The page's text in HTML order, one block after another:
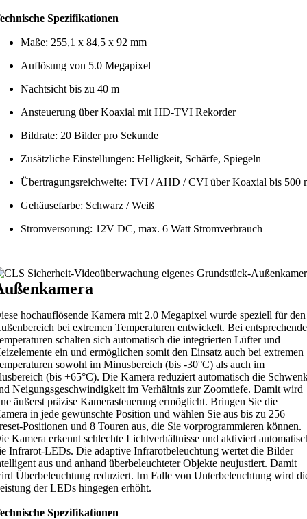
Spezifikationen
Maße: 255,1 x 84,5 x 92 mm
Auflösung von 5.0 Megapixel
Nachtsicht bis zu 40 m
Ansteuerung über Koaxial mit HD-TVI Rekorder
Bildrate: 20 Bilder pro Sekunde
Zusätzliche Einstellungen: Helligkeit, Schärfe, Spiegeln
Übertragungsreichweite: TVI / AHD / CVI über Koaxial bis 500
Gehäusefarbe: Schwarz / Weiß
Stromversorung: 12V DC, max. 6 Watt Stromverbrauch
hochauflösende Kamera mit 2.0 Megapixel wurde speziell für den
bei extremen Temperaturen entwickelt. Bei
schalten sich automatisch die integrierten Lüfter und
ein und ermöglichen somit den Einsatz auch bei extremen
sowohl im Minusbereich (bis -30°C) als auch im
(bis +65°C). Die Kamera reduziert automatisch die
Neigungsgeschwindigkeit im Verhältnis zur Zoomtiefe. Damit wird
äußerst präzise Kamerasteuerung ermöglicht. Bringen Sie die
in jede gewünschte Position und wählen Sie aus bis zu 256
Positionen und 8 Touren aus, die Sie vorprogrammieren können.
Kamera erkennt schlechte Lichtverhältnisse und aktiviert
Infrarot-LEDs. Die adaptive Infrarotbeleuchtung wertet die Bilder
aus und anhand überbeleuchteter Objekte neujustiert. Damit
Überbeleuchtung reduziert. Im Falle von Unterbeleuchtung wird
der LEDs hingegen erhöht.
Spezifikationen